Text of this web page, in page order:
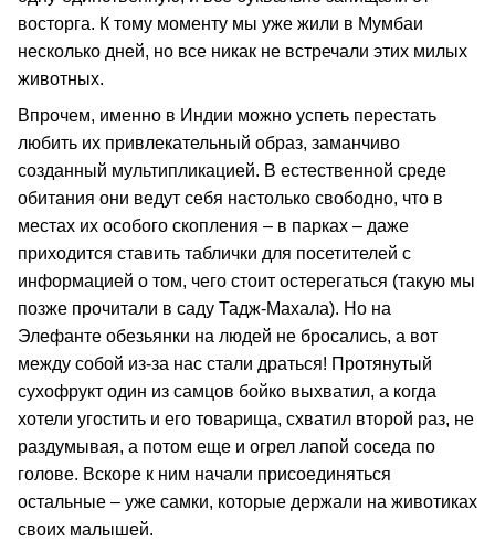
восторга. К тому моменту мы уже жили в Мумбаи
несколько дней, но все никак не встречали этих милых
животных.
Впрочем, именно в Индии можно успеть перестать
любить их привлекательный образ, заманчиво
созданный мультипликацией. В естественной среде
обитания они ведут себя настолько свободно, что в
местах их особого скопления – в парках – даже
приходится ставить таблички для посетителей с
информацией о том, чего стоит остерегаться (такую мы
позже прочитали в саду Тадж-Махала). Но на
Элефанте обезьянки на людей не бросались, а вот
между собой из-за нас стали драться! Протянутый
сухофрукт один из самцов бойко выхватил, а когда
хотели угостить и его товарища, схватил второй раз, не
раздумывая, а потом еще и огрел лапой соседа по
голове. Вскоре к ним начали присоединяться
остальные – уже самки, которые держали на животиках
своих малышей.